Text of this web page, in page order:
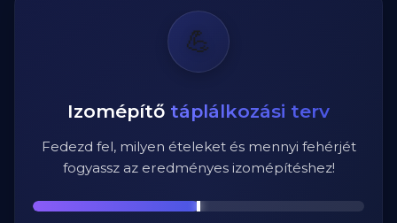
💪
Izomépítő táplálkozási terv
Fedezd fel, milyen ételeket és mennyi fehérjét
fogyassz az eredményes izomépítéshez!